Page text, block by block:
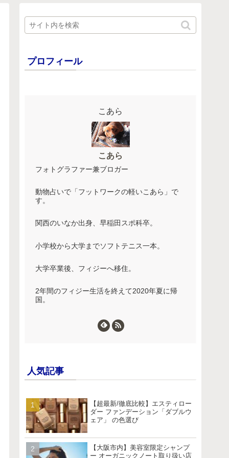
プロフィール
こあら
こあら
フォトグラファー兼ブロガー
動物占いで「フットワークの軽いこあら」で
す。
関西のいなか出身、早稲田スポ科卒。
小学校から大学までソフトテニス一本。
大学卒業後、フィジーへ移住。
2年間のフィジー生活を終えて2020年夏に帰
国。
人気記事
【超最新/徹底比較】エスティロー
ダー ファンデーション「ダブルウ
ェア」 の色選び
【大阪市内】美容室限定シャンプ
ー オーガニックノート取り扱い店